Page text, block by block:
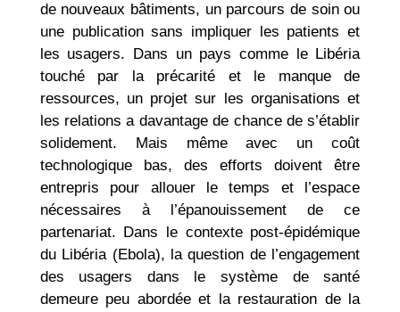
de nouveaux bâtiments, un parcours de soin ou
une publication sans impliquer les patients et
les usagers. Dans un pays comme le Libéria
touché par la précarité et le manque de
ressources, un projet sur les organisations et
les relations a davantage de chance de s’établir
solidement. Mais même avec un coût
technologique bas, des efforts doivent être
entrepris pour allouer le temps et l’espace
nécessaires à l’épanouissement de ce
partenariat. Dans le contexte post-épidémique
du Libéria (Ebola), la question de l’engagement
des usagers dans le système de santé
demeure peu abordée et la restauration de la